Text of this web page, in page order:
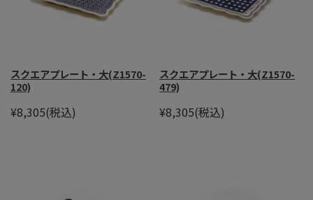
スクエアプレート・大(Z1570-
120)
¥8,305(税込)
スクエアプレート・大(Z1570-
479)
¥8,305(税込)